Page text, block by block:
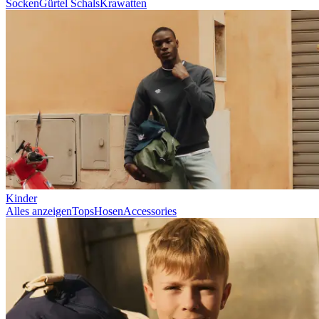
Summer 2026
0
Trending now
Polo
T-Shirts
Shorts